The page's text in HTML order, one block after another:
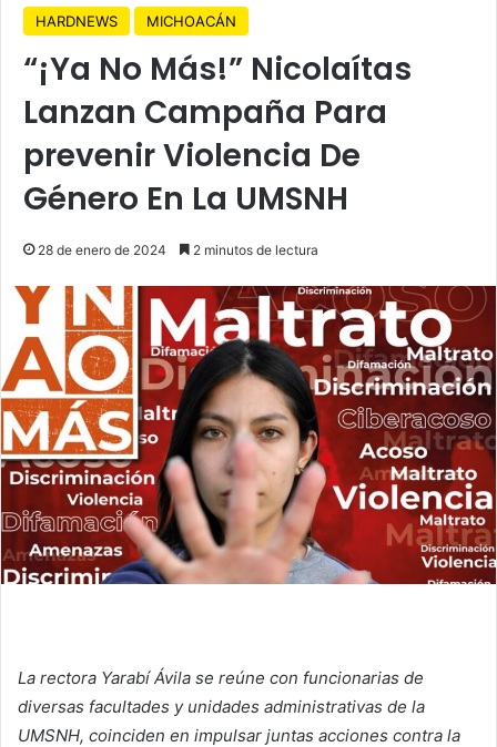
HARDNEWS MICHOACÁN
“¡Ya No Más!” Nicolaítas
Lanzan Campaña Para
prevenir Violencia De
Género En La UMSNH
28 de enero de 2024 2 minutos de lectura
La rectora Yarabí Ávila se reúne con funcionarias de
diversas facultades y unidades administrativas de la
UMSNH, coinciden en impulsar juntas acciones contra la